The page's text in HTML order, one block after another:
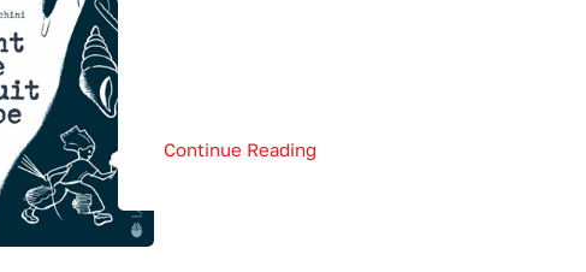
Continue Reading